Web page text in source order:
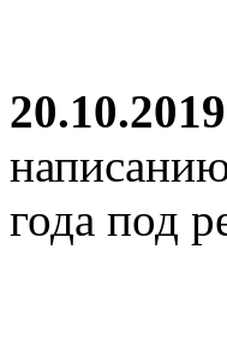
20.10.2019
года под